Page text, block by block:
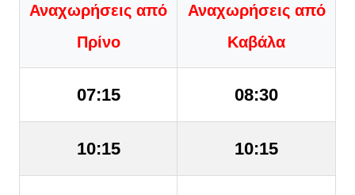
Αναχωρήσεις από
Πρίνο
Αναχωρήσεις από
Καβάλα
07:15 08:30
10:15 10:15